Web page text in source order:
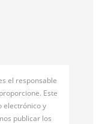
el responsable
Este
electrónico y
publicar los